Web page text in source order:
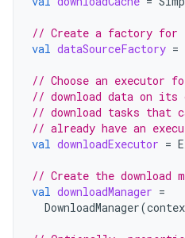
// Create a factory for
val dataSourceFactory =
// Choose an executor
// download data on its
// download tasks
// already have an
val downloadExecutor =
// Create the download
val downloadManager =
DownloadManager(